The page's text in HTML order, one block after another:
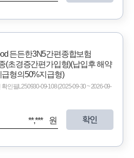
든든한3N5간편종합보험
(초경증간편가입형)(납입후 해약
형의50%지급형)
인필L250930-09-108 (2025-09-30 ~ 2026-09-
**,*** 원 확인